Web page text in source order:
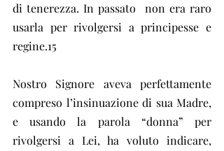
di tenerezza. In passato  non era raro
usarla per rivolgersi a principesse e
regine.15
Nostro Signore aveva perfettamente
compreso l’insinuazione di sua Madre,
e usando la parola “donna” per
rivolgersi a Lei, ha voluto indicare,